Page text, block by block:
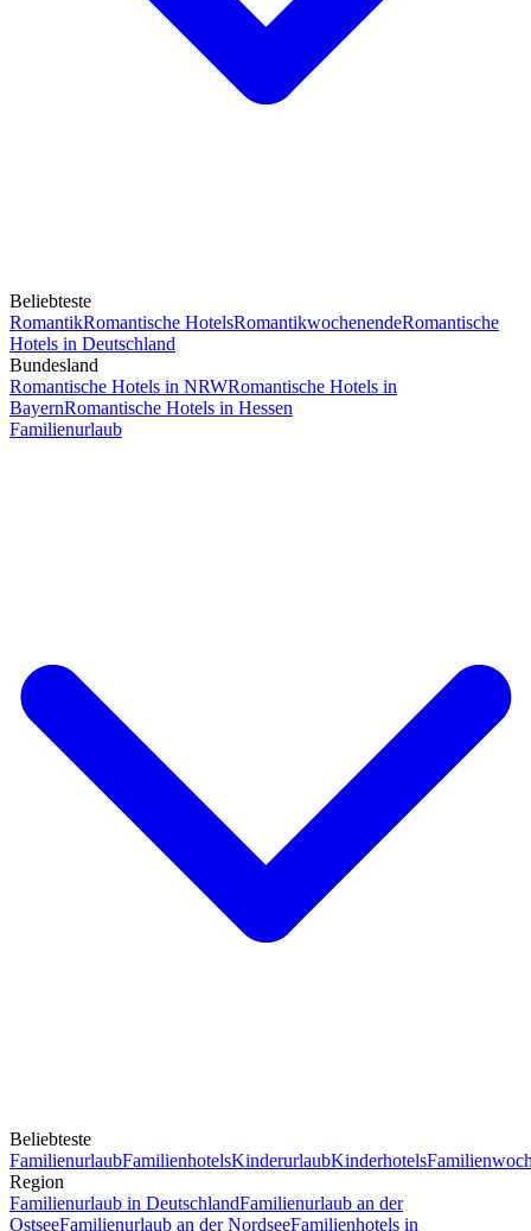
Beliebteste
RomantikRomantische HotelsRomantikwochenendeRomantische
Hotels in Deutschland
Bundesland
Romantische Hotels in NRWRomantische Hotels in
BayernRomantische Hotels in Hessen
Familienurlaub
Beliebteste
FamilienurlaubFamilienhotelsKinderurlaubKinderhotels
Region
Familienurlaub in DeutschlandFamilienurlaub an der
OstseeFamilienurlaub an der NordseeFamilienhotels in